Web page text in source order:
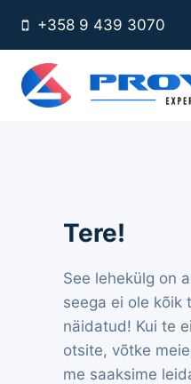
content
+358 9 439 3070
Tere!
See lehekülg on
seega ei ole kõik
näidatud! Kui te
otsite, võtke
me saaksime